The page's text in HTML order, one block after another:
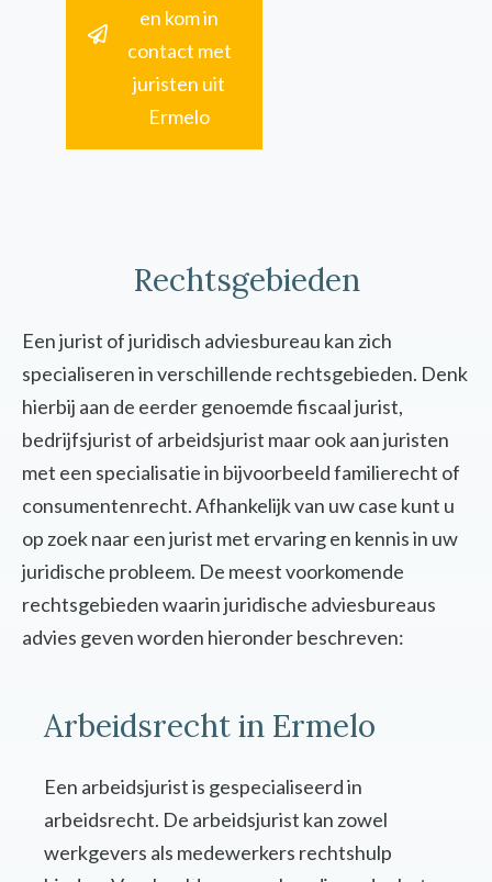
en kom in
contact met
juristen uit
Ermelo
Rechtsgebieden
Een jurist of juridisch adviesbureau kan zich
specialiseren in verschillende rechtsgebieden. Denk
hierbij aan de eerder genoemde fiscaal jurist,
bedrijfsjurist of arbeidsjurist maar ook aan juristen
met een specialisatie in bijvoorbeeld familierecht of
consumentenrecht. Afhankelijk van uw case kunt u
op zoek naar een jurist met ervaring en kennis in uw
juridische probleem. De meest voorkomende
rechtsgebieden waarin juridische adviesbureaus
advies geven worden hieronder beschreven:
Arbeidsrecht in Ermelo
Een arbeidsjurist is gespecialiseerd in
arbeidsrecht. De arbeidsjurist kan zowel
werkgevers als medewerkers rechtshulp